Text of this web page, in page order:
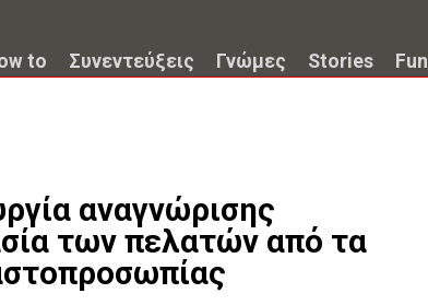
to Συνεντεύξεις Γνώμες Stories Fun
αναγνώρισης
των πελατών από τα